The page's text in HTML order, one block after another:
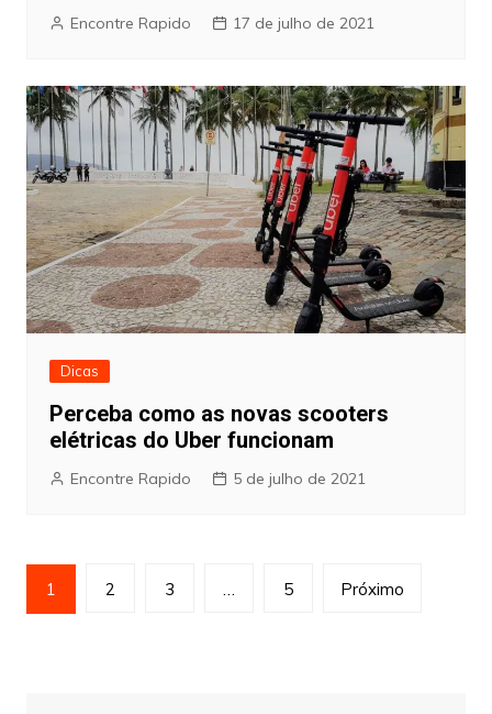
Encontre Rapido 17 de julho de 2021
Dicas
Perceba como as novas scooters
elétricas do Uber funcionam
Encontre Rapido 5 de julho de 2021
Paginação
de
1 2 3 … 5 Próximo